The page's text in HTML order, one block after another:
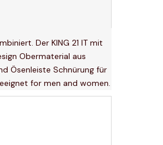
Der KING 21 IT mit
Obermaterial aus
Ösenleiste Schnürung für
for men and women.